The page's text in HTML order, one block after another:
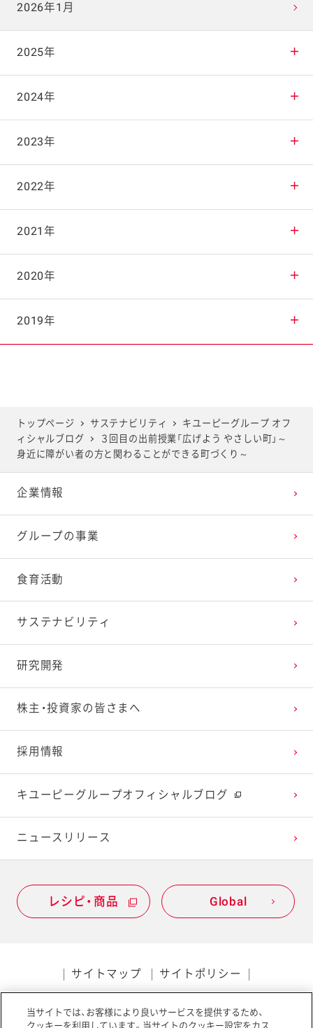
2026年1月
2025年
2025年12月
2025年11月
2025年10月
2025年9月
2025年8月
2025年7月
2025年4月
2025年3月
2025年2月
2024年
2024年12月
2024年11月
2024年10月
2024年9月
2024年8月
2024年5月
2024年4月
2024年3月
2023年
2023年12月
2023年11月
2023年10月
2023年9月
2023年6月
2023年5月
2023年4月
2022年
2022年12月
2022年11月
2022年10月
2022年7月
2022年6月
2022年5月
2021年
2021年12月
2021年11月
2021年8月
2021年7月
2021年6月
2020年
2020年12月
2020年9月
2020年8月
2020年7月
2019年
2019年10月
2019年9月
2019年8月
トップページ サステナビリティ
キユーピーグループ オフ
ィシャルブログ
３回目の出前授業「広げよう やさしい町」～
身近に障がい者の方と関わることができる町づくり～
企業情報
グループの事業
食育活動
サステナビリティ
研究開発
株主・投資家の皆さまへ
採用情報
キユーピーグループオフィシャルブログ
ニュースリリース
レシピ・商品 Global
サイトマップ サイトポリシー
当サイトでは、お客様により良いサービスを提供するため、
クッキーを利用しています。当サイトのクッキー設定をカス